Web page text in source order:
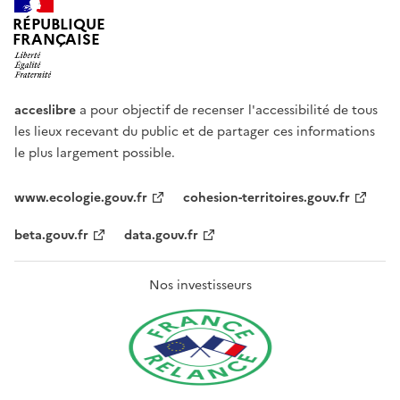
RÉPUBLIQUE
FRANÇAISE
acceslibre a pour objectif de recenser l'accessibilité de tous
les lieux recevant du public et de partager ces informations
le plus largement possible.
www.ecologie.gouv.fr
cohesion-territoires.gouv.fr
beta.gouv.fr
data.gouv.fr
Nos investisseurs